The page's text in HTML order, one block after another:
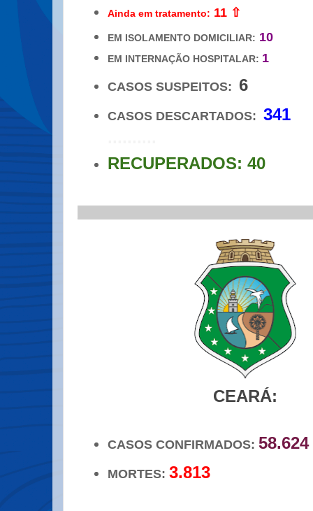
Ainda em tratamento: 11 ⇧
EM ISOLAMENTO DOMICILIAR: 10
EM INTERNAÇÃO HOSPITALAR: 1
CASOS SUSPEITOS: 6
CASOS DESCARTADOS:341
RECUPERADOS: 40
CEARÁ:
CASOS CONFIRMADOS:58.624
MORTES:3.813